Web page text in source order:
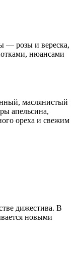
— розы и вереска,
нюансами
маслянистый
апельсина,
ореха и свежим
дижестива. В
новыми